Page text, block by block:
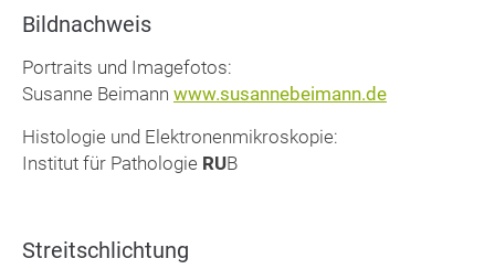
Bildnachweis
Portraits und Imagefotos:
Susanne Beimann www.susannebeimann.de
Histologie und Elektronenmikroskopie:
Institut für Pathologie RUB
Streitschlichtung